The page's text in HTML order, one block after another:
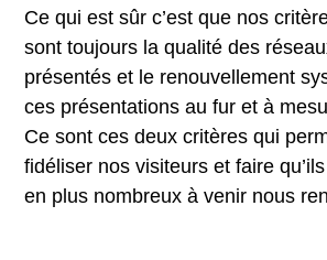
Ce qui est sûr c’est que nos
sont toujours la qualité des
présentés et le renouvellement
ces présentations au fur et à
Ce sont ces deux critères qui
fidéliser nos visiteurs et faire
en plus nombreux à venir nous